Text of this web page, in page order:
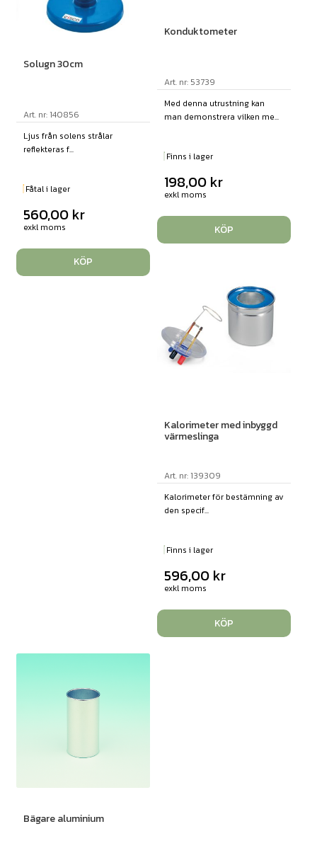
Solugn 30cm
Art. nr: 140856
Ljus från solens strålar
reflekteras f...
Fåtal i lager
560,00 kr
exkl moms
KÖP
Konduktometer
Art. nr: 53739
Med denna utrustning kan
man demonstrera vilken me...
Finns i lager
198,00 kr
exkl moms
KÖP
Kalorimeter med inbyggd
värmeslinga
Art. nr: 139309
Kalorimeter för bestämning av
den specif...
Finns i lager
596,00 kr
exkl moms
KÖP
Bägare aluminium